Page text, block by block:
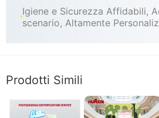
Igiene e Sicurezza Affidabili,
scenario, Altamente
Prodotti Simili